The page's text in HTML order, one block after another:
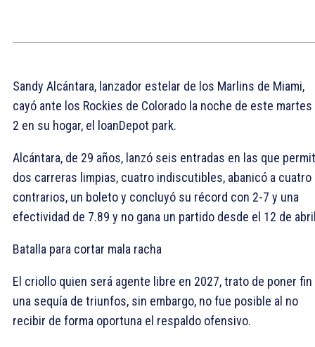
Sandy Alcántara, lanzador estelar de los Marlins de Miami,
cayó ante los Rockies de Colorado la noche de este martes
2 en su hogar, el loanDepot park.
Alcántara, de 29 años, lanzó seis entradas en las que
dos carreras limpias, cuatro indiscutibles, abanicó a cuatro
contrarios, un boleto y concluyó su récord con 2-7 y una
efectividad de 7.89 y no gana un partido desde el 12 de
Batalla para cortar mala racha
El criollo quien será agente libre en 2027, trato de poner fin
una sequía de triunfos, sin embargo, no fue posible al no
recibir de forma oportuna el respaldo ofensivo.